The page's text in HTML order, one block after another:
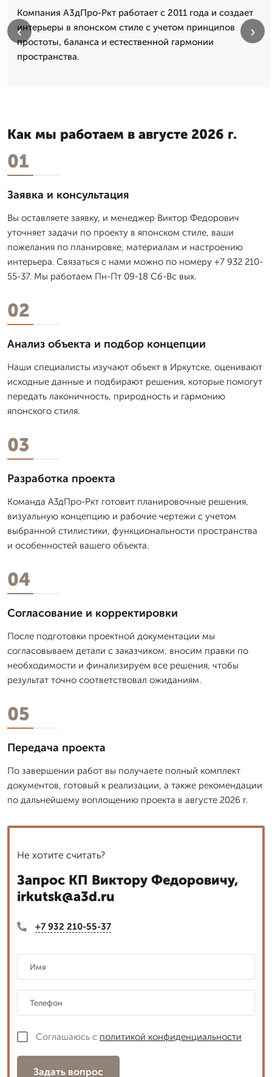
Компания А3дПро-Ркт работает с 2011 года и создает
интерьеры в японском стиле с учетом принципов
простоты, баланса и естественной гармонии
пространства.
‹ ›
Как мы работаем в августе 2026 г.
01
Заявка и консультация
Вы оставляете заявку, и менеджер Виктор Федорович
уточняет задачи по проекту в японском стиле, ваши
пожелания по планировке, материалам и настроению
интерьера. Связаться с нами можно по номеру +7 932 210-
55-37. Мы работаем Пн-Пт 09-18 Сб-Вс вых.
02
Анализ объекта и подбор концепции
Наши специалисты изучают объект в Иркутске, оценивают
исходные данные и подбирают решения, которые помогут
передать лаконичность, природность и гармонию
японского стиля.
03
Разработка проекта
Команда А3дПро-Ркт готовит планировочные решения,
визуальную концепцию и рабочие чертежи с учетом
выбранной стилистики, функциональности пространства
и особенностей вашего объекта.
04
Согласование и корректировки
После подготовки проектной документации мы
согласовываем детали с заказчиком, вносим правки по
необходимости и финализируем все решения, чтобы
результат точно соответствовал ожиданиям.
05
Передача проекта
По завершении работ вы получаете полный комплект
документов, готовый к реализации, а также рекомендации
по дальнейшему воплощению проекта в августе 2026 г.
Не хотите считать?
Запрос КП Виктору Федоровичу,
irkutsk@a3d.ru
+7 932 210-55-37
Соглашаюсь с политикой конфиденциальности
Задать вопрос